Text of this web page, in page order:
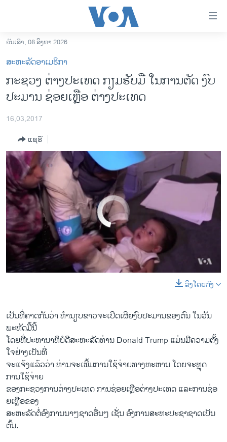
ເຂົ້າ
ຫາ
ຂ້າມ
ຂ້າມ
ຫາ
ອາເມຣິກາ
ການເລືອກຕັ້ງ ປະທານາທີບໍດີ ສະຫະລັດ 2024
ຂ່າວ​ຈີນ
ໂລກ
ເອເຊຍ
ອິດສະຫຼະພາບດ້ານການຂ່າວ
ຊີວິດຊາວລາວ
ຊຸມຊົນຊາວລາວ
ວິທະຍາສາດ-ເທັກໂນໂລຈີ
ທຸລະກິດ
ພາສາອັງກິດ
ສຽງ
ລາຍການກະຈາຍສຽງ
ລາຍງານ
ຕິດຕາມພວກເຮົາ ທີ່
ພາສາຕ່າງໆ
ວັນເສົາ, 08 ສິງຫາ 2026
ສະຫະລັດອາເມຣິກາ
ກະຊວງ ຕ່າງປະເທດ ກຽມຮັບມື ໃນການຕັດ ງົບ
ປະມານ ຊ່ອຍເຫຼືອ ຕ່າງປະເທດ
16,03,2017
ແຊຣ໌
SHARE
No media source currently available
ລິງໂດຍກົງ
ເປັນ​ທີ່​ຄາດ​ກັນ​ວ່າ ທຳນຽບຂາວຈະ​ເປີດ​ເຜີຍ​ງົບປະມານຂອງ​ຕົນ ​ໃນ​ວັນ​
ພະຫັດ​ມື້​ນີ້ ​
ໂດຍ​ທີ່​ປະທານາທິບໍດີ​ສະຫະລັດທ່ານ Donald Trump ແມ່ນ​ມີ​ຄວາມ​ຕັ້ງ​
ໃຈຢ່າງ​ເປັນ​ທີ່
ຈະ​ແຈ້ງ​ແລ້ວ​ວ່າ ທ່ານ​ຈະ​ເພີ້ມການ​ໃຊ້​ຈ່າຍທາງທະຫານ ໂດ​ຍຈະ​ຫຼຸດ
ການ​ໃຊ້​ຈ່າຍ​
ຂອງ​ກະຊວງ​ການ​ຕ່າງປະ​ເທດ ການ​ຊ່ອຍ​ເຫຼືອຕ່າງປະ​ເທດ ​ແລະ​ການ​ຊ່ອ​
ຍ​ເຫຼືອ​ຂອງ​
ສະຫະລັດຕໍ່​ອົງການ​ນາໆ​ຊາດ​ອື່ນໆ ​ເຊັ່ນ ອົງການ​ສະຫະ​ປະຊາ​ຊາດ​ເປັນ​
ຕົ້ນ.